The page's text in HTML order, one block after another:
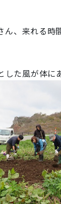
、来れる時
した風が体